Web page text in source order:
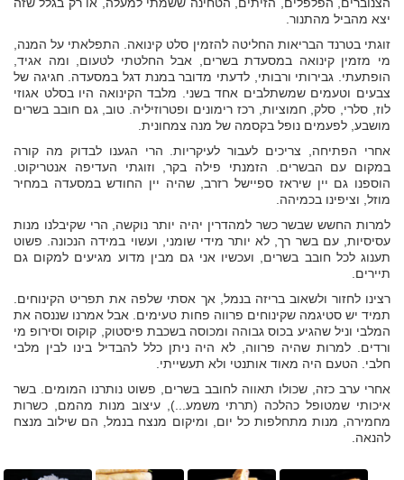
יצא מהביל מהתנור.
זוגתי בטרנד הבריאות החליטה להזמין סלט קינואה. התפלאתי על המנה,
מי מזמין קינואה במסעדת בשרים, אבל החלטתי לטעום, ומה אגיד,
הופתעתי. גבירותי ורבותי, לדעתי מדובר במנת דגל במסעדה. חגיגה של
צבעים וטעמים שמשתלבים אחד בשני. מלבד הקינואה היו בסלט אגוזי
לוז, סלרי, סלק, חמוציות, רכז רימונים ופטרוזיליה. טוב, גם חובב בשרים
מושבע, לפעמים נופל בקסמה של מנה צמחונית.
אחרי הפתיחה, צריכים לעבור לעיקריות. הרי הגענו לבדוק מה קורה
במקום עם הבשרים. הזמנתי פילה בקר, וזוגתי העדיפה אנטריקוט.
הוספנו גם יין שיראז ספיישל רזרב, שהיה יין החודש במסעדה במחיר
מוזל, וציפינו בכמיהה.
למרות החשש שבשר כשר למהדרין יהיה יותר נוקשה, הרי שקיבלנו מנות
עסיסיות, עם בשר רך, לא יותר מידי שומני, ועשוי במידה הנכונה. פשוט
תענוג לכל חובב בשרים, ועכשיו אני גם מבין מדוע מגיעים למקום גם
תיירים.
רצינו לחזור ולשאוב בריזה בנמל, אך אסתי שלפה את תפריט הקינוחים.
תמיד יש סטיגמה שקינוחים פרווה פחות טעימים. אבל אמרנו שננסה את
המלבי וניל שהגיע בכוס גבוהה ומכוסה בשכבת פיסטוק, קוקוס וסירופ מי
ורדים. למרות שהיה פרווה, לא היה ניתן כלל להבדיל בינו לבין מלבי
חלבי. הטעם היה מאוד אותנטי ולא תעשייתי.
אחרי ערב כזה, שכולו תאווה לחובב בשרים, פשוט נותרנו המומים. בשר
איכותי שמטופל כהלכה (תרתי משמע...), עיצוב מנות מהמם, כשרות
מחמירה, מנות מתחלפות כל יום, ומיקום מנצח בנמל, הם שילוב מנצח
להנאה.